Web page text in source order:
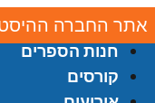
אתר החברה
חנות הספרים
קורסים